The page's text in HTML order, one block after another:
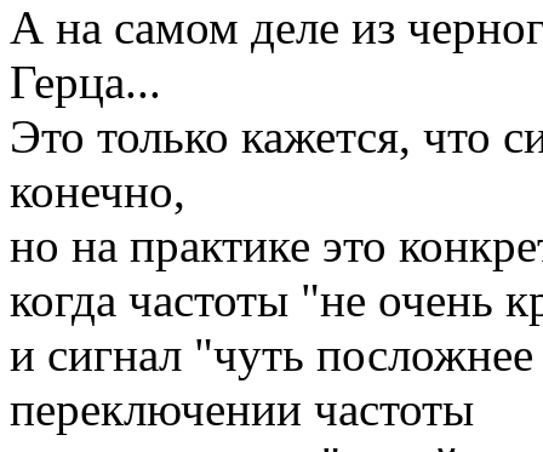
А на самом деле из
Герца...
Это только кажется, что
конечно,
но на практике это
когда частоты "не очень
и сигнал "чуть
переключении частоты